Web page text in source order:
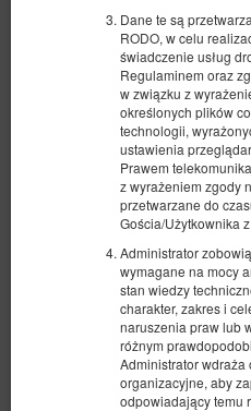
Dane te są
RODO, w celu
świadczenie usług
Regulaminem oraz
w związku z
określonych plików
technologii,
ustawienia
Prawem
z wyrażeniem zgody
przetwarzane do
Gościa/Użytkownika
Administrator
wymagane na mocy
stan wiedzy
charakter, zakres i
naruszenia praw lub
różnym
Administrator
organizacyjne, aby
odpowiadający temu
Apartament
typu Suite
Dostępna liczba: 1
1 bardzo duże łóżko podwójne
Parking Bohaterów Kragujewca 6